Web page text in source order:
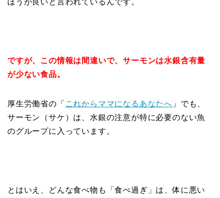
ほうが良いと言われているんです。
ですが、この情報は間違いで、サーモンは水銀含有量
が少ない食品。
厚生労働省の「 これからママになるあなたへ 」でも、
サーモン（サケ）は、水銀の注意が特に必要のない魚
のグループに入っています。
とはいえ、どんな食べ物も「食べ過ぎ」は、体に悪い